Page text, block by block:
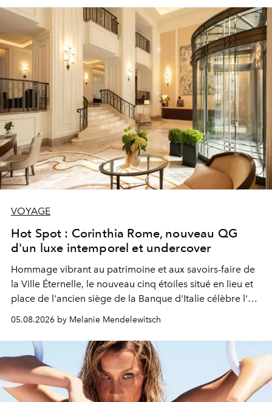
VOYAGE
Hot Spot : Corinthia Rome, nouveau QG
d'un luxe intemporel et undercover
Hommage vibrant au patrimoine et aux savoirs-faire de
la Ville Éternelle, le nouveau cinq étoiles situé en lieu et
place de l'ancien siège de la Banque d'Italie célèbre l'art
de vivre Romain dans toute son élégance intemporelle.
05.08.2026 by Melanie Mendelewitsch